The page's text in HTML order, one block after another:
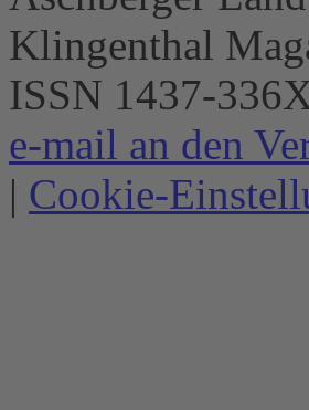
Klingenthal
ISSN 1437-
e-mail an den
| Cookie-